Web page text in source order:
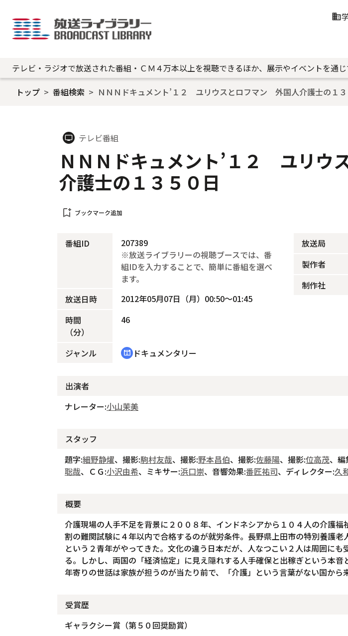
business
テレビ・ラジオで放送された番組・ＣＭ４万本以上を視聴できるほか、展示やイベントを通じ
トップ 番組検索 ＮＮＮドキュメント’１２ ユリウスとロフマン 外国人介護士の１３
tv テレビ番組
ＮＮＮドキュメント’１２ ユリ
介護士の１３５０日
bookmark_add ブックマーク追加
番組ID
207389
※放送ライブラリーの視聴ブースでは、番
組IDを入力することで、簡単に番組を選べ
ます。
放送日時
2012年05月07日（月）00:50～01:45
時間
（分）
46
ジャンル cinematic_blur ドキュメンタリー
放送局
製作者
制作社
出演者
ナレーター:小山茉美
スタッフ
題字:細野静燿、撮影:駒村友哉、撮影:野本昌伯、撮影:佐藤陽、撮影:位高茂、編
聡哉、ＣＧ:小沢由希、ミキサー:浜口崇、音響効果:番匠祐司、ディレクター:久
概要
介護現場の人手不足を背景に２００８年、インドネシアから１０４人の介護
割の難関試験に４年以内で合格するのが就労条件。長野県上田市の特別養護
という２青年がやってきた。文化の違う日本だが、人なつこい２人は周囲に
る。しかし、両国の「経済協定」に見え隠れする人手確保と出稼ぎという本
年寄りの世話は家族が担うのが当たり前で、「介護」という言葉がない国から
受賞歴
ギャラクシー賞（第５０回奨励賞）